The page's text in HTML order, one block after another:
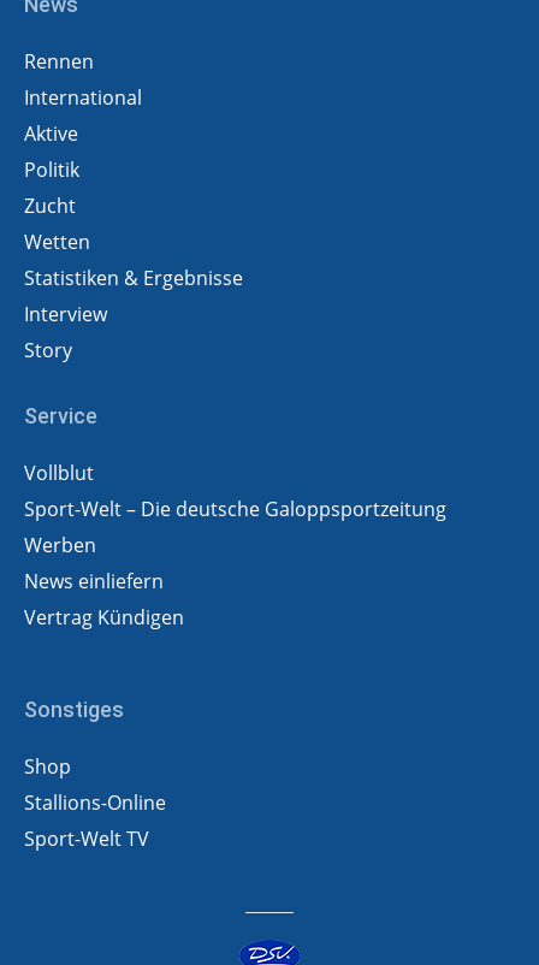
Rennen
International
Aktive
Politik
Zucht
Wetten
Statistiken & Ergebnisse
Interview
Story
Service
Vollblut
Sport-Welt – Die deutsche Galoppsportzeitung
Werben
News einliefern
Vertrag Kündigen
Sonstiges
Shop
Stallions-Online
Sport-Welt TV